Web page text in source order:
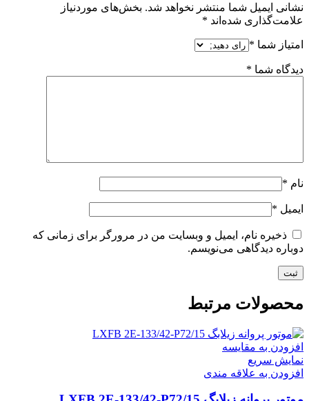
نشانی ایمیل شما منتشر نخواهد شد. بخش‌های موردنیاز
علامت‌گذاری شده‌اند *
امتیاز شما *
دیدگاه شما *
نام *
ایمیل *
ذخیره نام، ایمیل و وبسایت من در مرورگر برای زمانی که
دوباره دیدگاهی می‌نویسم.
محصولات مرتبط
افزودن به مقایسه
نمایش سریع
افزودن به علاقه مندی